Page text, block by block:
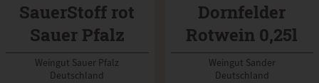
SauerStoff rot
Sauer Pfalz
Weingut Sauer Pfalz
Deutschland
Dornfelder
Rotwein 0,25l
Sander
Weingut Sander
Deutschland